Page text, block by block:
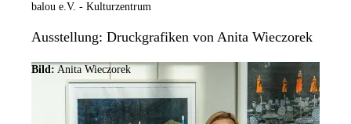
balou e.V. - Kulturzentrum
Ausstellung: Druckgrafiken von Anita Wieczorek
Bild: Anita Wieczorek